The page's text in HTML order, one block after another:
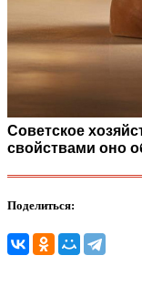
Советское
свойствами оно
Поделиться: